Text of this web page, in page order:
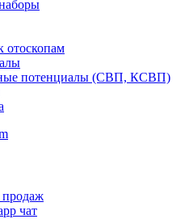
отоскопам
потенциалы (СВП, КСВП)
чат